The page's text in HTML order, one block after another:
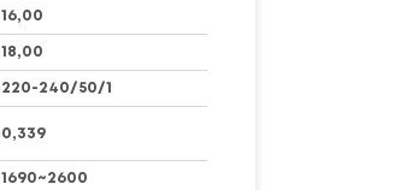
16,00
18,00
220-240/50/1
0,339
1690~2600